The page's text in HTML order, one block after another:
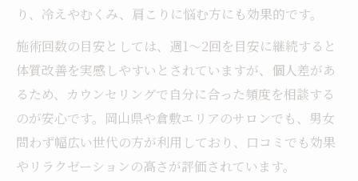
り、冷えやむくみ、肩こりに悩む方にも効果的です。
施術回数の目安としては、週1～2回を目安に継続すると
体質改善を実感しやすいとされていますが、個人差があ
るため、カウンセリングで自分に合った頻度を相談する
のが安心です。岡山県や倉敷エリアのサロンでも、男女
問わず幅広い世代の方が利用しており、口コミでも効果
やリラクゼーションの高さが評価されています。